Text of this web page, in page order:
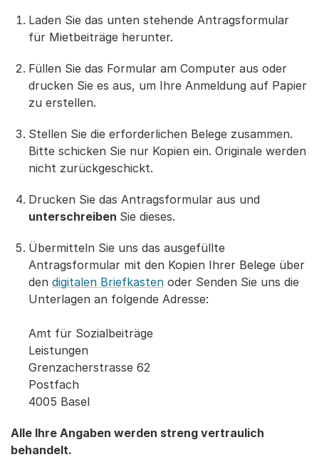
Laden Sie das unten stehende Antragsformular
für Mietbeiträge herunter.
Füllen Sie das Formular am Computer aus oder
drucken Sie es aus, um Ihre Anmeldung auf Papier
zu erstellen.
Stellen Sie die erforderlichen Belege zusammen.
Bitte schicken Sie nur Kopien ein. Originale werden
nicht zurückgeschickt.
Drucken Sie das Antragsformular aus und
unterschreiben Sie dieses.
Übermitteln Sie uns das ausgefüllte
Antragsformular mit den Kopien Ihrer Belege über
den digitalen Briefkasten oder Senden Sie uns die
Unterlagen an folgende Adresse:
Amt für Sozialbeiträge
Leistungen
Grenzacherstrasse 62
Postfach
4005 Basel
Alle Ihre Angaben werden streng vertraulich
behandelt.